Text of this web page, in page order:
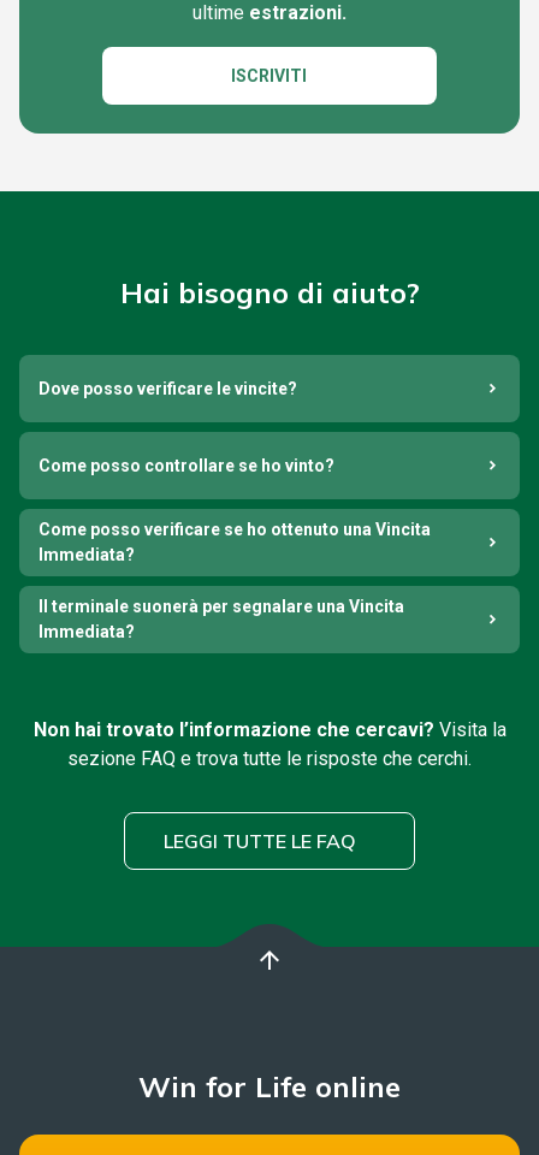
ultime estrazioni.
ISCRIVITI
Hai bisogno di aiuto?
Dove posso verificare le vincite?
Come posso controllare se ho vinto?
Come posso verificare se ho ottenuto una Vincita
Immediata?
Il terminale suonerà per segnalare una Vincita
Immediata?
Non hai trovato l’informazione che cercavi? Visita la
sezione FAQ e trova tutte le risposte che cerchi.
LEGGI TUTTE LE FAQ
arrow_upward
Win for Life online